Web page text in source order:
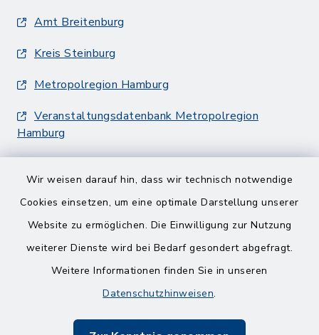
Wir weisen darauf hin, dass wir technisch notwendige
Cookies einsetzen, um eine optimale Darstellung unserer
Website zu ermöglichen. Die Einwilligung zur Nutzung
weiterer Dienste wird bei Bedarf gesondert abgefragt.
Weitere Informationen finden Sie in unseren
Datenschutzhinweisen.
Amt Breitenburg
Kreis Steinburg
Metropolregion Hamburg
Veranstaltungsdatenbank Metropolregion
Hamburg
Barrierefreiheit